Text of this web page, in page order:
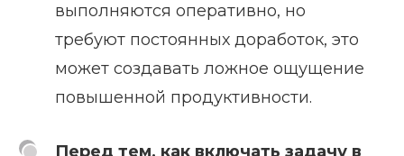
выполняются оперативно, но
требуют постоянных доработок, это
может создавать ложное ощущение
повышенной продуктивности.
Перед тем, как включать задачу в